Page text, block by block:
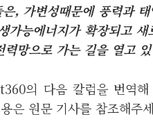
은, 가변성때문에 풍력과
가능에너지가 확장되고
망으로 가는 길을 열고
의 다음 칼럼을 번역해
은 원문 기사를 참조해주